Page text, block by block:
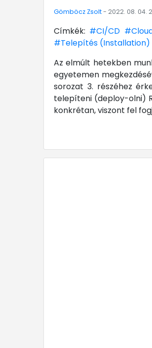
Gömböcz Zsolt- 2022. 08. 04.
Címkék: #CI/CD
#Telepítés (Installation)
Az elmúlt hetekben
egyetemen
sorozat 3. részéhez
telepíteni (deploy-olni)
konkrétan, viszont fel